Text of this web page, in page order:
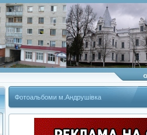
Фотоальбоми м.Андрушівка